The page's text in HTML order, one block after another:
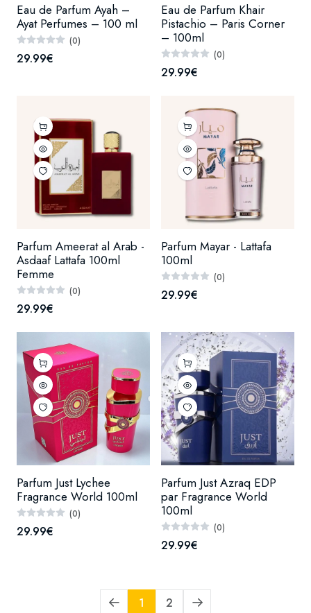
Eau de Parfum Ayah –
Ayat Perfumes – 100 ml
(0)
29.99€
Eau de Parfum Khair
Pistachio – Paris Corner
– 100ml
(0)
29.99€
Parfum Ameerat al Arab -
Asdaaf Lattafa 100ml
Femme
(0)
29.99€
Parfum Mayar - Lattafa
100ml
(0)
29.99€
Parfum Just Lychee
Fragrance World 100ml
(0)
29.99€
Parfum Just Azraq EDP
par Fragrance World
100ml
(0)
29.99€
1 2